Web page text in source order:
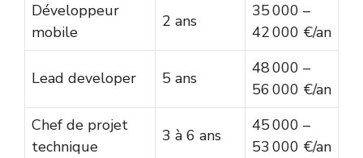
Développeur
mobile
2 ans
35 000 –
42 000 €/an
Lead developer 5 ans
48 000 –
56 000 €/an
Chef de projet
technique
3 à 6 ans
45 000 –
53 000 €/an